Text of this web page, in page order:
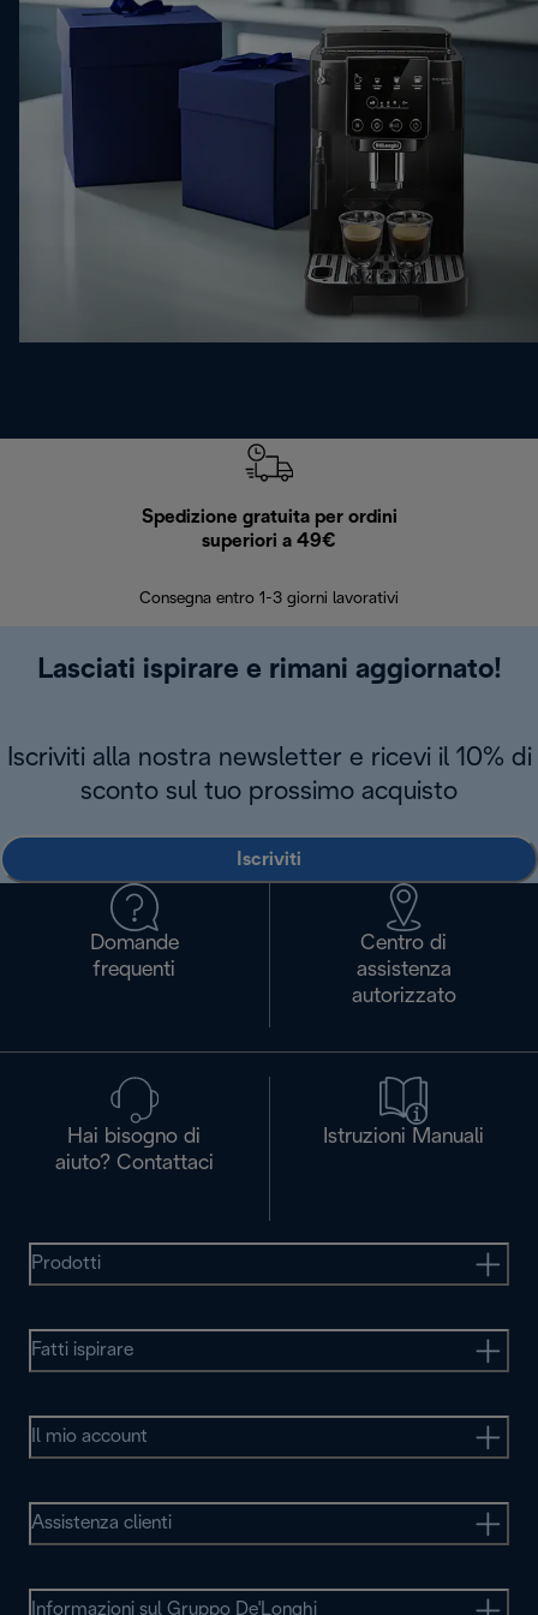
Spedizione gratuita per ordini
superiori a 49€
Consegna entro 1-3 giorni lavorativi
Lasciati ispirare e rimani aggiornato!
Iscriviti alla nostra newsletter e ricevi il 10% di
sconto sul tuo prossimo acquisto
Iscriviti
Domande
frequenti
Centro di
assistenza
autorizzato
Hai bisogno di
aiuto? Contattaci
Istruzioni Manuali
Prodotti
Fatti ispirare
Il mio account
Assistenza clienti
Informazioni sul Gruppo De'Longhi